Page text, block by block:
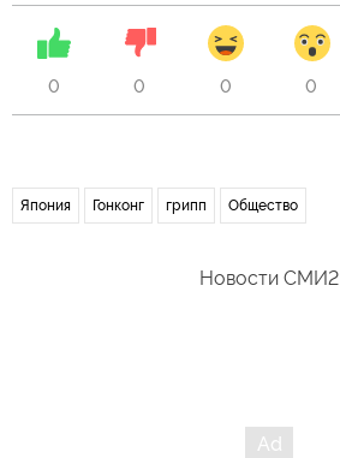
0 0 0 0
Япония Гонконг грипп Общество
Новости СМИ2